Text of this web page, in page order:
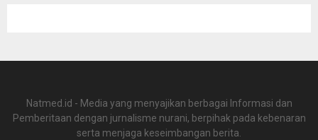
Natmed.id - Media yang menyajikan berbagai Informasi dan
Pemberitaan dengan jurnalisme nurani, berpihak pada kebenaran
serta menjaga keseimbangan berita.